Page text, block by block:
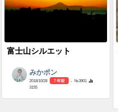
富士山シルエット
みかポン
2018/10/28 7 年前
- №3901
3155